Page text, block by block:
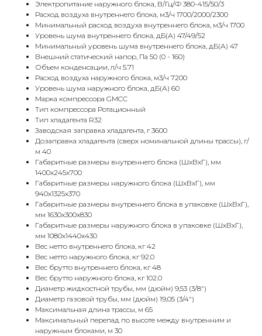
Электропитание наружного блока, В/Гц/Ф 380-415/50/3
Расход воздуха внутреннего блока, м3/ч 1700/2000/2300
Минимальный расход воздуха внутреннего блока, м3/ч 1700
Уровень шума внутреннего блока, дБ(А) 47/49/52
Минимальный уровень шума внутреннего блока, дБ(А) 47
Внешний статический напор, Па 50 (0 - 160)
Объем конденсации, л/ч 5.71
Расход воздуха наружного блока, м3/ч 7200
Уровень шума наружного блока, дБ(А) 60
Марка компрессора GMCC
Тип компрессора Ротационный
Тип хладагента R32
Заводская заправка хладагента, г 3600
Дозаправка хладагента (сверх номинальной длины трассы), г/
м 40
Габаритные размеры внутреннего блока (ШхВхГ), мм
1400x245x700
Габаритные размеры наружного блока (ШхВхГ), мм
940x1325x370
Габаритные размеры внутреннего блока в упаковке (ШхВхГ),
мм 1630x300x830
Габаритные размеры наружного блока в упаковке (ШхВхГ),
мм 1080x1440x430
Вес нетто внутреннего блока, кг 42
Вес нетто наружного блока, кг 92.0
Вес брутто внутреннего блока, кг 48
Вес брутто наружного блока, кг 102.0
Диаметр жидкостной трубы, мм (дюйм) 9,53 (3/8")
Диаметр газовой трубы, мм (дюйм) 19,05 (3/4")
Максимальная длина трассы, м 65
Максимальный перепад по высоте между внутренним и
наружным блоками, м 30